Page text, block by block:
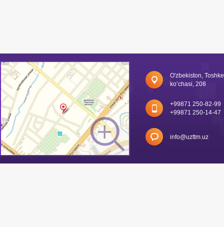
O'zbekiston,
ko’chasi, 208
+99871 250-82-99
+99871 250-14-47
info@uzttm.uz